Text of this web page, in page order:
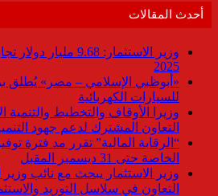
أحدث المقالات
وزير الاستثمار: 9.68
2025
«أبوظبي الإسلامي – مصر» يُطلق
للسيارات الكهربائية
وزيرا الأوقاف والتخطيط والتنمية
التعاون المشترك لدعم جهود
“الرقابة المالية” تقرر مد فترة
الخاصة حتى 31 ديسمبر المقبل
وزير الاستثمار يبحث مع نائب وزير
التعاون في سلاسل التوريد